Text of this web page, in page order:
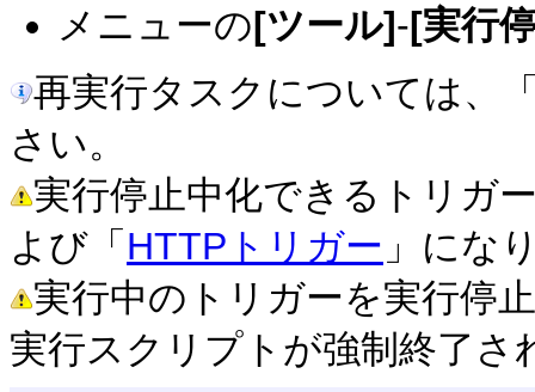
メニューの[ツール]-[実行
再実行タスクについては、
さい。
実行停止中化できるトリガ
よび「 HTTPトリガー 」にな
実行中のトリガーを実行停
実行スクリプトが強制終了